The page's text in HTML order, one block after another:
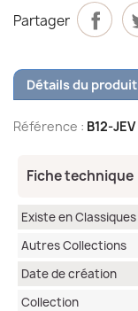
Partager
Détails du produit
Référence : B12-JEV
Fiche technique
Existe en Classiques
Autres Collections
Date de création
Collection